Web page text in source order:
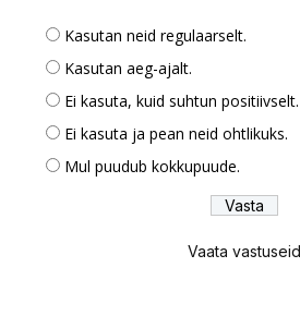
Kasutan neid regulaarselt.
Kasutan aeg-ajalt.
Ei kasuta, kuid suhtun positiivselt.
Ei kasuta ja pean neid ohtlikuks.
Mul puudub kokkupuude.
Vaata vastuseid